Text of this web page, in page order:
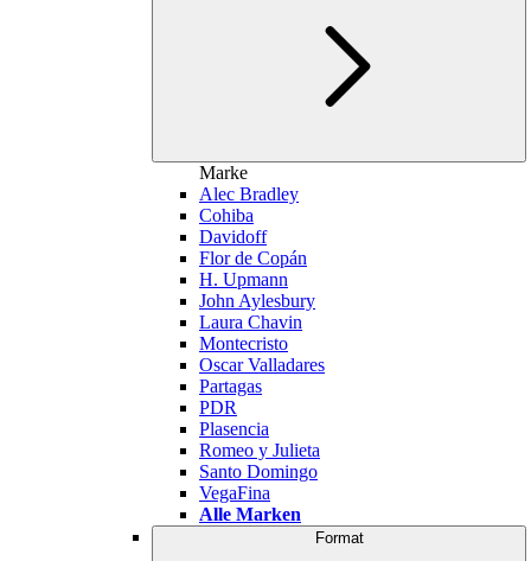
Marke
Alec Bradley
Cohiba
Davidoff
Flor de Copán
H. Upmann
John Aylesbury
Laura Chavin
Montecristo
Oscar Valladares
Partagas
PDR
Plasencia
Romeo y Julieta
Santo Domingo
VegaFina
Alle Marken
Format